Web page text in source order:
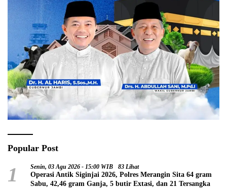
Popular Post
1 Senin, 03 Agu 2026 - 15:00 WIB 83 Lihat
Operasi Antik Siginjai 2026, Polres Merangin Sita 64 gram
Sabu, 42,46 gram Ganja, 5 butir Extasi, dan 21 Tersangka